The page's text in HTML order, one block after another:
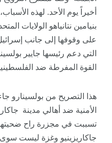
أخيراً يوم الأحد. لهذه الأسباب،
بنيامين نتانياهو الولايات
على وقوفها إلى جانب
التي دعم رئيسها جايير
القوة المفرطة ضد
هذا التصريح من بولسينارو
الأمنية ضد أهالي مدينة
جاكاريزينيو وغزة ليست